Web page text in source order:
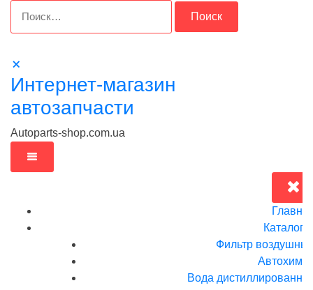
Интернет-магазин
автозапчасти
Autoparts-shop.com.ua
Каталог
Фильтр
Вода